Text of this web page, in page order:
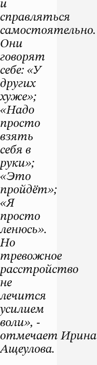
и
справляться
самостоятельно.
Они
говорят
себе: «У
других
хуже»;
«Надо
просто
взять
себя в
руки»;
«Это
пройдёт»;
«Я
просто
ленюсь».
Но
тревожное
расстройство
не
лечится
усилием
воли», -
отмечает Ирина
Ащеулова.